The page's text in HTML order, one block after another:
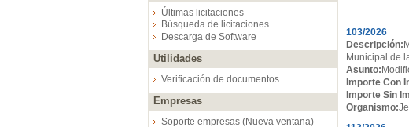
Últimas licitaciones
Búsqueda de licitaciones
Descarga de Software
Utilidades
Verificación de documentos
Empresas
Soporte empresas (Nueva ventana)
103/2026
Descripción:
Municipal de
Asunto:
Importe Con
Importe Sin
Organismo: